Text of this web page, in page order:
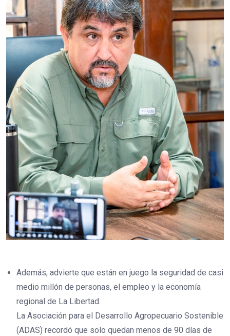
Además, advierte que están en juego la seguridad de casi
medio millón de personas, el empleo y la economía
regional de La Libertad.
La Asociación para el Desarrollo Agropecuario Sostenible
(ADAS) recordó que solo quedan menos de 90 días de